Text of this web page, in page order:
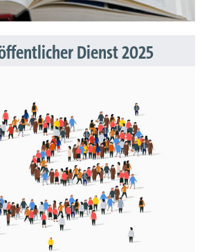
Dienst 2025